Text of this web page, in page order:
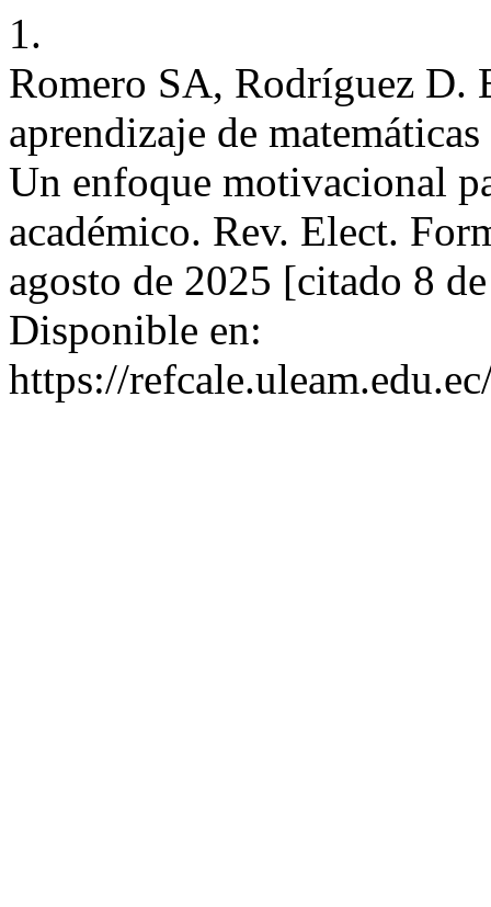
1.
Romero SA, Rodríguez D.
aprendizaje de
Un enfoque motivacional
académico. Rev. Elect.
agosto de 2025 [citado 8
Disponible en:
https://